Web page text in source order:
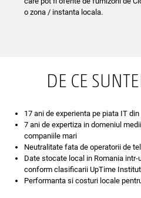
o zona / instanta locala.
DE CE
17 ani de experienta pe piata IT din
7 ani de expertiza in domeniul
companiile mari
Neutralitate fata de operatorii de
Date stocate local in Romania intr-
conform clasificarii UpTime
Performanta si costuri locale